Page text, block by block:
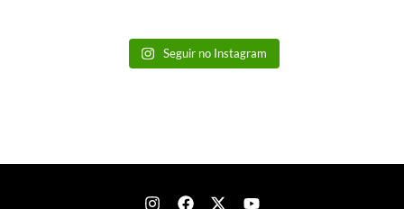
Seguir no Instagram